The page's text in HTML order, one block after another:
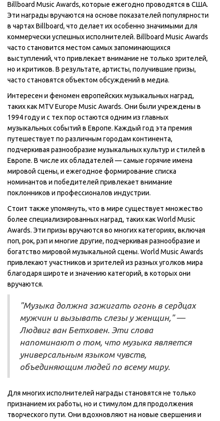
Billboard Music Awards, которые ежегодно проводятся в США.
Эти награды вручаются на основе показателей популярности
в чартах Billboard, что делает их особенно значимыми для
коммерчески успешных исполнителей. Billboard Music Awards
часто становится местом самых запоминающихся
выступлений, что привлекает внимание не только зрителей,
но и критиков. В результате, артисты, получившие призы,
часто становятся объектом обсуждений в медиа.
Интересен и феномен европейских музыкальных наград,
таких как MTV Europe Music Awards. Они были учреждены в
1994 году и с тех пор остаются одним из главных
музыкальных событий в Европе. Каждый год эта премия
путешествует по различным городам континента,
подчеркивая разнообразие музыкальных культур и стилей в
Европе. В числе их обладателей — самые горячие имена
мировой сцены, и ежегодное формирование списка
номинантов и победителей привлекает внимание
поклонников и профессионалов индустрии.
Стоит также упомянуть, что в мире существует множество
более специализированных наград, таких как World Music
Awards. Эти призы вручаются во многих категориях, включая
поп, рок, рэп и многие другие, подчеркивая разнообразие и
богатство мировой музыкальной сцены. World Music Awards
привлекают участников и зрителей из разных уголков мира
благодаря широте и значению категорий, в которых они
вручаются.
"Музыка должна зажигать огонь в сердцах
мужчин и вызывать слезы у женщин," —
Людвиг ван Бетховен. Эти слова
напоминают о том, что музыка является
универсальным языком чувств,
объединяющим людей по всему миру.
Для многих исполнителей награды становятся не только
признанием их работы, но и стимулом для продолжения
творческого пути. Они вдохновляют на новые свершения и